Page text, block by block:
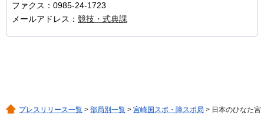
ファクス：0985-24-1723
メールアドレス： 競技・式典課
プレスリリース一覧 > 部局別一覧 > 宮崎国スポ・障スポ局 > 日本のひなた宮